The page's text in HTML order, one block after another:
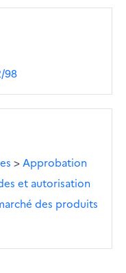
98
> Approbation
et autorisation
des produits